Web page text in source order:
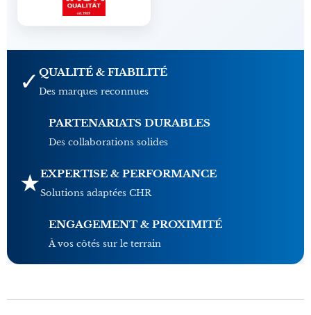
✓ QUALITÉ & FIABILITÉ
Des marques reconnues
PARTENARIATS DURABLES
Des collaborations solides
★EXPERTISE & PERFORMANCE
Solutions adaptées CHR
ENGAGEMENT & PROXIMITÉ
À vos côtés sur le terrain